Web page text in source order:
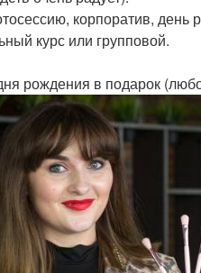
корпоратив, день
курс или групповой.
рождения в подарок